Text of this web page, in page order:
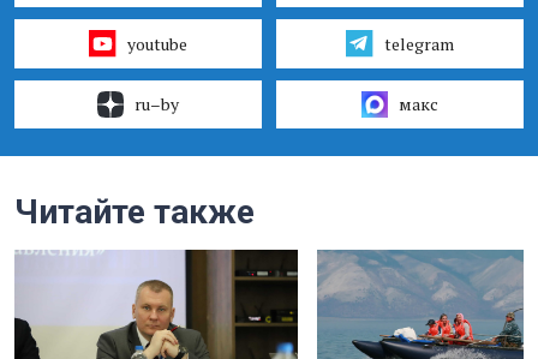
youtube telegram
ru–by макс
Читайте также